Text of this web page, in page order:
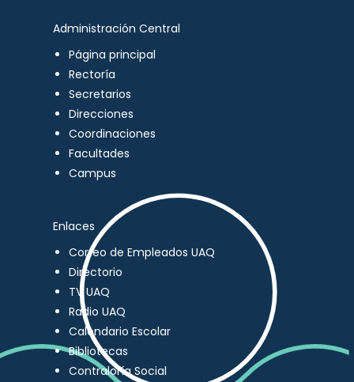
Administración Central
Página principal
Rectoría
Secretarios
Direcciones
Coordinaciones
Facultades
Campus
Enlaces
Correo de Empleados UAQ
Directorio
TV UAQ
Radio UAQ
Calendario Escolar
Bibliotecas
Contraloría Social